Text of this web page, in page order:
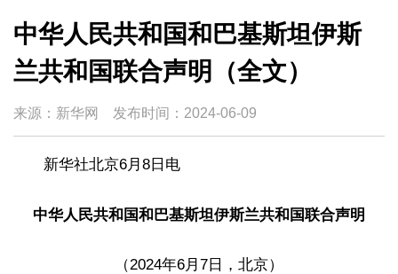
中华人民共和国和巴基斯坦伊斯
兰共和国联合声明（全文）
来源：新华网 发布时间： 2024-06-09
新华社北京6月8日电
中华人民共和国和巴基斯坦伊斯兰共和国联合声明
（2024年6月7日，北京）